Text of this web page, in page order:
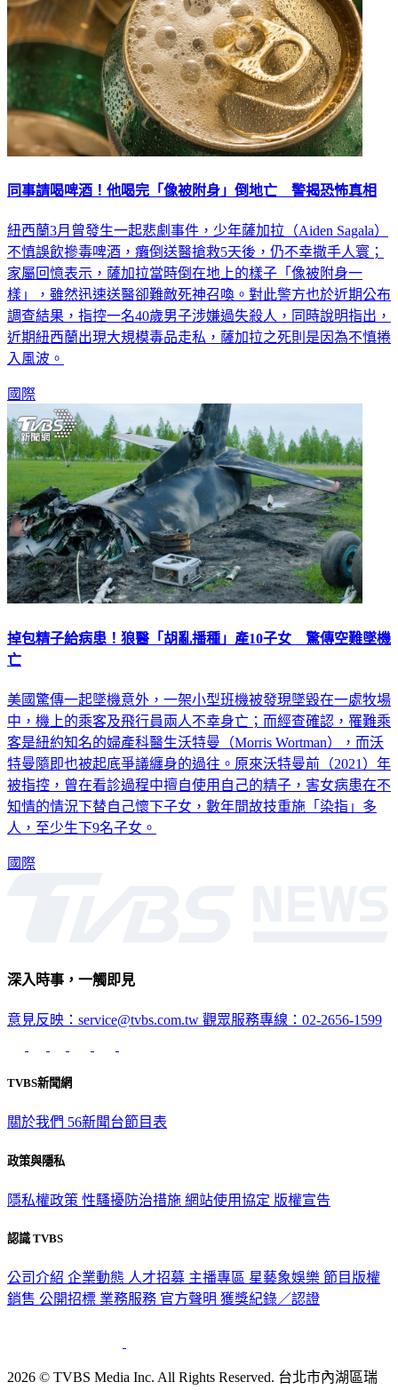
同事請喝啤酒！他喝完「像被附身」倒地亡 警揭恐怖真相
紐西蘭3月曾發生一起悲劇事件，少年薩加拉（Aiden Sagala）
不慎誤飲摻毒啤酒，癱倒送醫搶救5天後，仍不幸撒手人寰；
家屬回憶表示，薩加拉當時倒在地上的樣子「像被附身一
樣」，雖然迅速送醫卻難敵死神召喚。對此警方也於近期公布
調查結果，指控一名40歲男子涉嫌過失殺人，同時說明指出，
近期紐西蘭出現大規模毒品走私，薩加拉之死則是因為不慎捲
入風波。
國際
掉包精子給病患！狼醫「胡亂播種」產10子女 驚傳空難墜機
亡
美國驚傳一起墜機意外，一架小型班機被發現墜毀在一處牧場
中，機上的乘客及飛行員兩人不幸身亡；而經查確認，罹難乘
客是紐約知名的婦產科醫生沃特曼（Morris Wortman），而沃
特曼隨即也被起底爭議纏身的過往。原來沃特曼前（2021）年
被指控，曾在看診過程中擅自使用自己的精子，害女病患在不
知情的情況下替自己懷下子女，數年間故技重施「染指」多
人，至少生下9名子女。
國際
深入時事，一觸即見
意見反映：service@tvbs.com.tw 觀眾服務專線：02-2656-1599
TVBS新聞網
關於我們 56新聞台節目表
政策與隱私
隱私權政策 性騷擾防治措施 網站使用協定 版權宣告
認識 TVBS
公司介紹 企業動態 人才招募 主播專區 星藝象娛樂 節目版權
銷售 公開招標 業務服務 官方聲明 獲獎紀錄／認證
2026 © TVBS Media Inc. All Rights Reserved. 台北市內湖區瑞